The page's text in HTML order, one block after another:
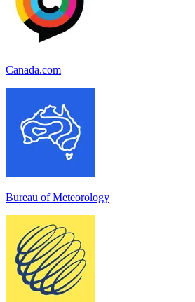
Canada.com
Bureau of Meteorology